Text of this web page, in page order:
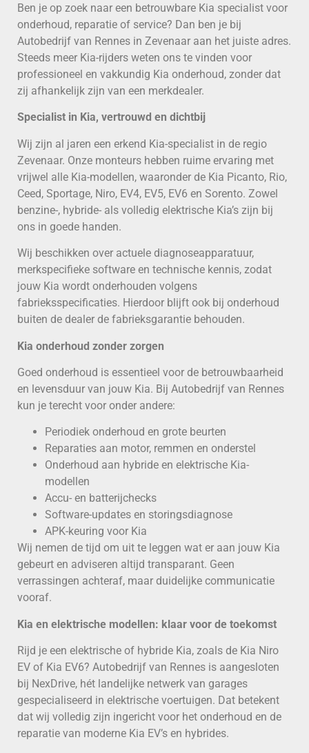
Ben je op zoek naar een betrouwbare Kia specialist voor
onderhoud, reparatie of service? Dan ben je bij
Autobedrijf van Rennes in Zevenaar aan het juiste adres.
Steeds meer Kia-rijders weten ons te vinden voor
professioneel en vakkundig Kia onderhoud, zonder dat
zij afhankelijk zijn van een merkdealer.
Specialist in Kia, vertrouwd en dichtbij
Wij zijn al jaren een erkend Kia-specialist in de regio
Zevenaar. Onze monteurs hebben ruime ervaring met
vrijwel alle Kia-modellen, waaronder de Kia Picanto, Rio,
Ceed, Sportage, Niro, EV4, EV5, EV6 en Sorento. Zowel
benzine-, hybride- als volledig elektrische Kia’s zijn bij
ons in goede handen.
Wij beschikken over actuele diagnoseapparatuur,
merkspecifieke software en technische kennis, zodat
jouw Kia wordt onderhouden volgens
fabrieksspecificaties. Hierdoor blijft ook bij onderhoud
buiten de dealer de fabrieksgarantie behouden.
Kia onderhoud zonder zorgen
Goed onderhoud is essentieel voor de betrouwbaarheid
en levensduur van jouw Kia. Bij Autobedrijf van Rennes
kun je terecht voor onder andere:
Periodiek onderhoud en grote beurten
Reparaties aan motor, remmen en onderstel
Onderhoud aan hybride en elektrische Kia-
modellen
Accu- en batterijchecks
Software-updates en storingsdiagnose
APK-keuring voor Kia
Wij nemen de tijd om uit te leggen wat er aan jouw Kia
gebeurt en adviseren altijd transparant. Geen
verrassingen achteraf, maar duidelijke communicatie
vooraf.
Kia en elektrische modellen: klaar voor de toekomst
Rijd je een elektrische of hybride Kia, zoals de Kia Niro
EV of Kia EV6? Autobedrijf van Rennes is aangesloten
bij NexDrive, hét landelijke netwerk van garages
gespecialiseerd in elektrische voertuigen. Dat betekent
dat wij volledig zijn ingericht voor het onderhoud en de
reparatie van moderne Kia EV’s en hybrides.